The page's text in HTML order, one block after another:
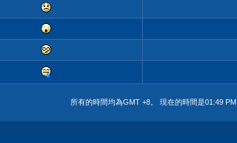
所有的時間均為GMT +8。 現在的時間是01:49 PM